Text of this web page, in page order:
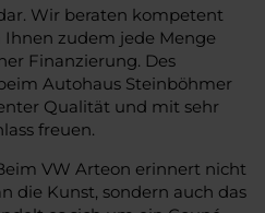
Wir beraten kompetent
zudem jede Menge
Finanzierung. Des
Autohaus Steinböhmer
Qualität und mit sehr
freuen.
VW Arteon erinnert nicht
die Kunst, sondern auch das